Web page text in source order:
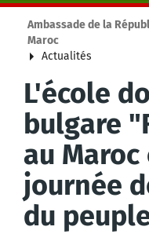
Ambassade de la
Maroc
Actualités
L'école
bulgare
au
journée
du